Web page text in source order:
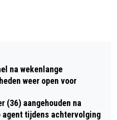
HERDENKEN
VAN 16
‘FITTE
NOVA COLLEGE
na wekenlange
weer open voor
(36) aangehouden na
agent tijdens achtervolging